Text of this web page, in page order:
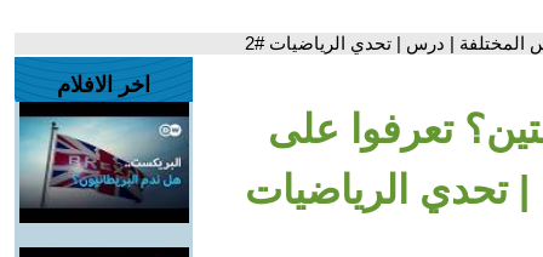
المختلفة | درس | تحدي الرياضيات #2
تعرفوا على
تحدي الرياضيات
اخر الافلام